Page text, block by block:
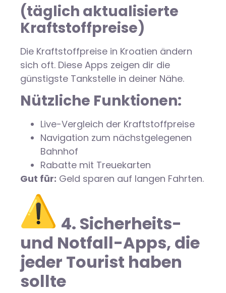
(täglich aktualisierte
Kraftstoffpreise)
Die Kraftstoffpreise in Kroatien ändern
sich oft. Diese Apps zeigen dir die
günstigste Tankstelle in deiner Nähe.
Nützliche Funktionen:
Live-Vergleich der Kraftstoffpreise
Navigation zum nächstgelegenen
Bahnhof
Rabatte mit Treuekarten
Gut für: Geld sparen auf langen Fahrten.
4. Sicherheits-
und Notfall-Apps, die
jeder Tourist haben
sollte